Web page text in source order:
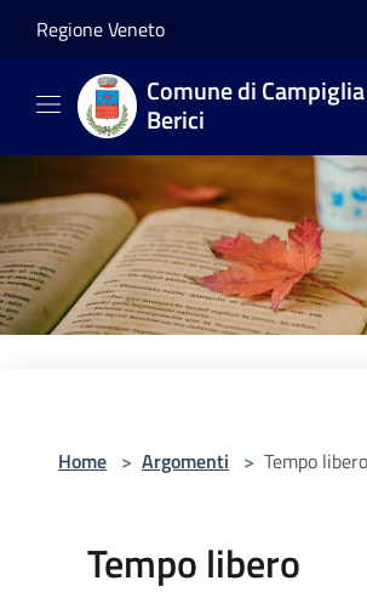
Regione Veneto
Comune di
Berici
Home > Argomenti > Tempo libero
Tempo libero